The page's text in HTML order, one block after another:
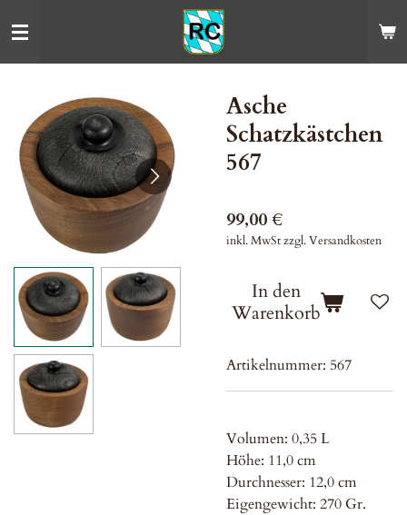
Hauptinhalt
springen
Asche
Schatzkästchen
567
99,00 €
inkl. MwSt zzgl. Versandkosten
In den
Warenkorb
Artikelnummer: 567
Volumen: 0,35 L
Höhe: 11,0 cm
Durchnesser: 12,0cm
Eigengewicht: 270 Gr.